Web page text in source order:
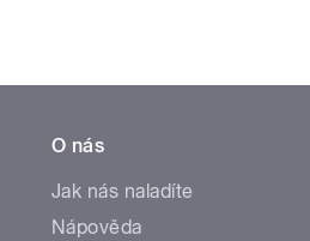
O nás
Jak nás naladíte
Nápověda